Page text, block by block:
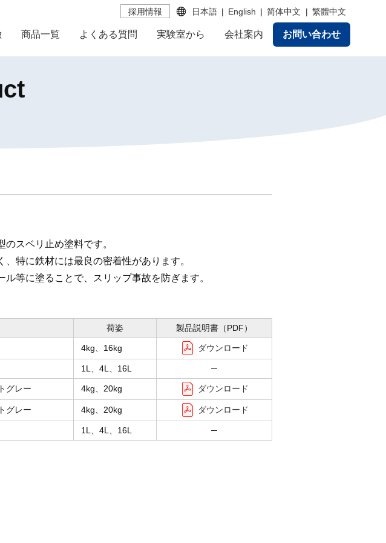
採用情報 日本語 English 简体中文 繁體中文
商品一覧 よくある質問 実験室から 会社案内 お問い合わせ
スベリ止め塗料です。
特に鉄材には最良の密着性があります。
等に塗ることで、スリップ事故を防ぎます。
荷姿 製品説明書（PDF）
4kg、16kg ダウンロード
1L、4L、16L ─
グレー 4kg、20kg ダウンロード
グレー 4kg、20kg ダウンロード
1L、4L、16L ─